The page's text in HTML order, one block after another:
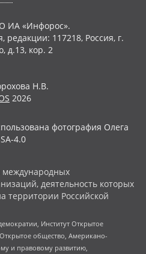
ИА «Инфорос».
редакции: 117218, Россия, г.
д.13, кор. 2
Н.В.
2026
фотография Олега
4.0
деятельность которых
территории Российской
Институт Открытое
общество, Американо-
и правовому развитию,